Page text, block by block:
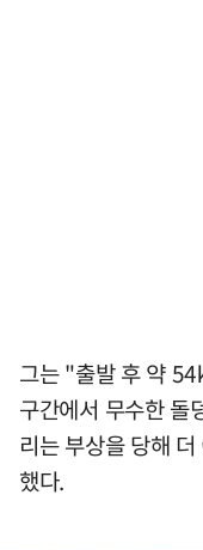
그는 "출발 후 약
구간에서 무수한 돌
리는 부상을 당해
했다.